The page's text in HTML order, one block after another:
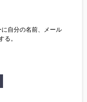
自分の名前、メール
る。